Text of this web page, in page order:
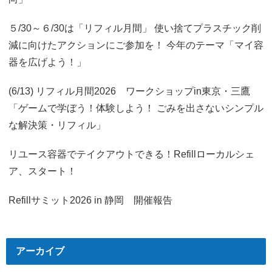
５/30～６/30は「リフィル月間」 使い捨てプラスチック削
減に向けたアクションにご参加を！ 今年のテーマ「マイ容
器を広げよう！」
(6/13) リフィル月間2026 ワークショップin東京・三鷹
「ゲームで学ぼう！体験しよう！ ごみを出さないシンプル
な解決策・リフィル」
リユース容器でテイクアウトできる！Refillローカルシェ
ア、スタート！
Refillサミット2026 in 静岡 開催報告
アーカイブ